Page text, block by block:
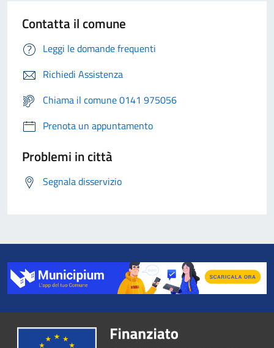
Contatta il comune
Leggi le domande frequenti
Richiedi Assistenza
Chiama il comune 0141 975056
Prenota un appuntamento
Problemi in città
Segnala disservizio